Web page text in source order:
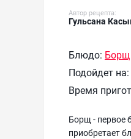
Автор рецепта:
Гульсана
Блюдо: Борщ
Подойдет на:
Время
Борщ - первое
приобретает